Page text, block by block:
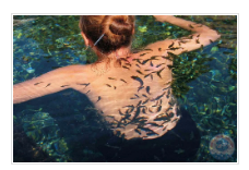
startını verdi. Partinin il yönetimi,
Kangal’da seçim...